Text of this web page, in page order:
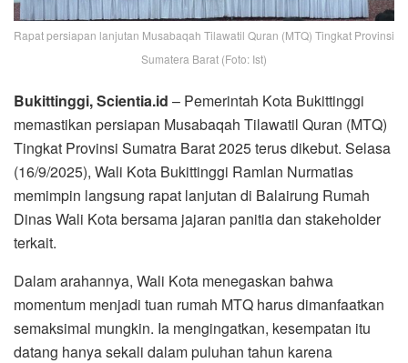
Rapat persiapan lanjutan Musabaqah Tilawatil Quran (MTQ) Tingkat Provinsi
Sumatera Barat (Foto: Ist)
Bukittinggi, Scientia.id – Pemerintah Kota Bukittinggi
memastikan persiapan Musabaqah Tilawatil Quran (MTQ)
Tingkat Provinsi Sumatra Barat 2025 terus dikebut. Selasa
(16/9/2025), Wali Kota Bukittinggi Ramlan Nurmatias
memimpin langsung rapat lanjutan di Balairung Rumah
Dinas Wali Kota bersama jajaran panitia dan stakeholder
terkait.
Dalam arahannya, Wali Kota menegaskan bahwa
momentum menjadi tuan rumah MTQ harus dimanfaatkan
semaksimal mungkin. Ia mengingatkan, kesempatan itu
datang hanya sekali dalam puluhan tahun karena